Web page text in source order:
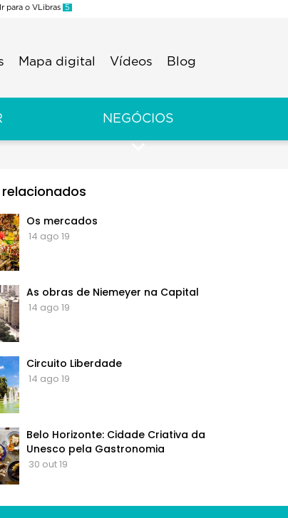
para o VLibras 5
Mapa digital Vídeos Blog
NEGÓCIOS
Os mercados
14 ago 19
As obras de Niemeyer na Capital
14 ago 19
Circuito Liberdade
14 ago 19
Belo Horizonte: Cidade Criativa da
Unesco pela Gastronomia
30 out 19